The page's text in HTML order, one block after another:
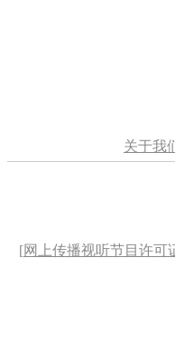
关于我
[网上传播视听节目许可